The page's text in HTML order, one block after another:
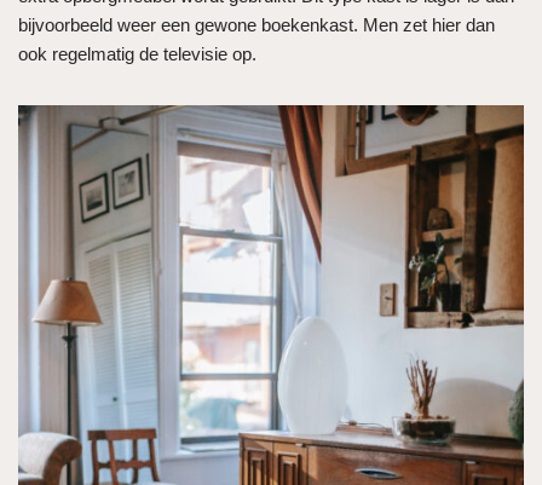
bijvoorbeeld weer een gewone boekenkast. Men zet hier dan
ook regelmatig de televisie op.